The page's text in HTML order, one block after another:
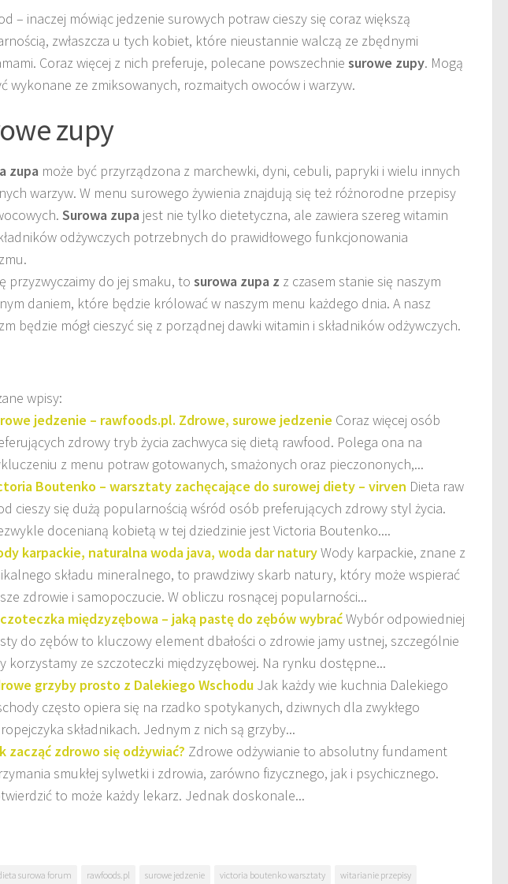
– inaczej mówiąc jedzenie surowych potraw cieszy się coraz większą
zwłaszcza u tych kobiet, które nieustannie walczą ze zbędnymi
Coraz więcej z nich preferuje, polecane powszechnie surowe zupy. Mogą
wykonane ze zmiksowanych, rozmaitych owoców i warzyw.
zupy
zupa może być przyrządzona z marchewki, dyni, cebuli, papryki i wielu innych
warzyw. W menu surowego żywienia znajdują się też różnorodne przepisy
Surowa zupa jest nie tylko dietetyczna, ale zawiera szereg witamin
odżywczych potrzebnych do prawidłowego funkcjonowania
przyzwyczaimy do jej smaku, to surowa zupa z z czasem stanie się naszym
daniem, które będzie królować w naszym menu każdego dnia. A nasz
będzie mógł cieszyć się z porządnej dawki witamin i składników odżywczych.
wpisy:
jedzenie – rawfoods.pl. Zdrowe, surowe jedzenie Coraz więcej osób
zdrowy tryb życia zachwyca się dietą rawfood. Polega ona na
z menu potraw gotowanych, smażonych oraz pieczononych,...
Boutenko – warsztaty zachęcające do surowej diety – virven Dieta raw
cieszy się dużą popularnością wśród osób preferujących zdrowy styl życia.
docenianą kobietą w tej dziedzinie jest Victoria Boutenko....
karpackie, naturalna woda java, woda dar naturyWody karpackie, znane z
składu mineralnego, to prawdziwy skarb natury, który może wspierać
zdrowie i samopoczucie. W obliczu rosnącej popularności...
międzyzębowa – jaką pastę do zębów wybraćWybór odpowiedniej
do zębów to kluczowy element dbałości o zdrowie jamy ustnej, szczególnie
korzystamy ze szczoteczki międzyzębowej. Na rynku dostępne...
grzyby prosto z Dalekiego Wschodu Jak każdy wie kuchnia Dalekiego
często opiera się na rzadko spotykanych, dziwnych dla zwykłego
składnikach. Jednym z nich są grzyby...
zacząć zdrowo się odżywiać? Zdrowe odżywianie to absolutny fundament
smukłej sylwetki i zdrowia, zarówno fizycznego, jak i psychicznego.
to może każdy lekarz. Jednak doskonale...
surowa forum rawfoods.pl surowe jedzenie victoria boutenko warsztaty
witarianie przepisy